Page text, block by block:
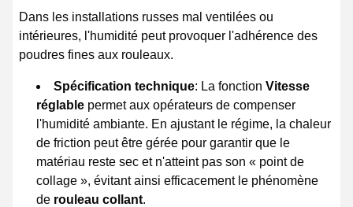
Dans les installations russes mal ventilées ou
intérieures, l'humidité peut provoquer l'adhérence des
poudres fines aux rouleaux.
Spécification technique: La fonction Vitesse
réglable permet aux opérateurs de compenser
l'humidité ambiante. En ajustant le régime, la chaleur
de friction peut être gérée pour garantir que le
matériau reste sec et n'atteint pas son « point de
collage », évitant ainsi efficacement le phénomène
de rouleau collant.